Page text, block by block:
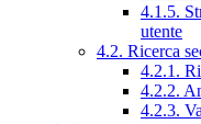
4.1.5.
utente
4.2. Ricerca
4.2.1.
4.2.2.
4.2.3.